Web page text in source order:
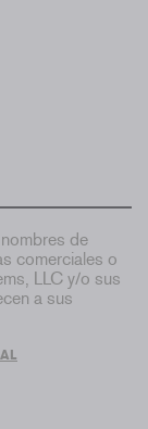
de
comerciales o
LLC y/o sus
a sus